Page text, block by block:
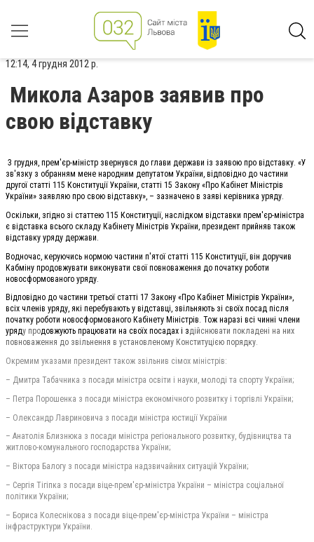
12:14, 4 грудня 2012 р.
Микола Азаров заявив про
свою відставку
3 грудня, прем'єр-міністр звернувся до глави держави із заявою про відставку. «У
зв'язку з обранням мене народним депутатом України, відповідно до частини
другої статті 115 Конституції України, статті 15 Закону «Про Кабінет Міністрів
України» заявляю про свою відставку», – зазначено в заяві керівника уряду.
Оскільки, згідно зі статтею 115 Конституції, наслідком відставки прем'єр-міністра
є відставка всього складу Кабінету Міністрів України, президент прийняв також
відставку уряду держави.
Водночас, керуючись нормою частини п'ятої статті 115 Конституції, він доручив
Кабміну продовжувати виконувати свої повноваження до початку роботи
новосформованого уряду.
Відповідно до частини третьої статті 17 Закону «Про Кабінет Міністрів України»,
всіх членів уряду, які перебувають у відставці, звільняють зі своїх посад після
початку роботи новосформованого Кабінету Міністрів. Тож наразі всі чинні члени
уряду продовжують працювати на своїх посадах і здійснювати покладені на них
повноваження до звільнення в установленому Конституцією порядку.
Окремим указами президент також звільнив сімох міністрів:
– Дмитра Табачника з посади міністра освіти і науки, молоді та спорту України;
– Петра Порошенка з посади міністра економічного розвитку і торгівлі України;
– Олександр Лавриновича з посади міністра юстиції України
– Анатолія Близнюка з посади міністра регіонального розвитку, будівництва та
житлово-комунального господарства України;
– Віктора Балогу з посади міністра надзвичайних ситуацій України;
– Сергія Тігіпка з посади віце-прем'єр-міністра України – міністра соціальної
політики України;
– Бориса Колеснікова з посади віце-прем'єр-міністра України – міністра
інфраструктури України.